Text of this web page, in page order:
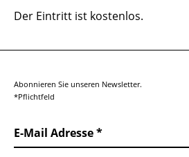
Der Eintritt ist kostenlos.
Abonnieren Sie unseren Newsletter.
*Pflichtfeld
E-Mail Adresse